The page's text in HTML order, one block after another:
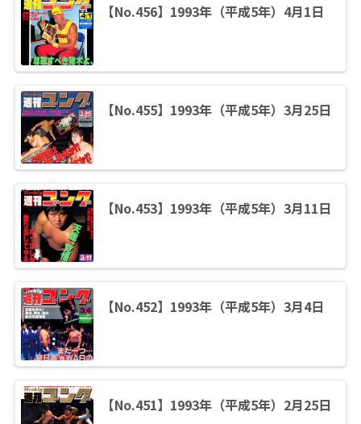
【No.456】1993年（平成5年）4月1日
【No.455】1993年（平成5年）3月25日
【No.453】1993年（平成5年）3月11日
【No.452】1993年（平成5年）3月4日
【No.451】1993年（平成5年）2月25日